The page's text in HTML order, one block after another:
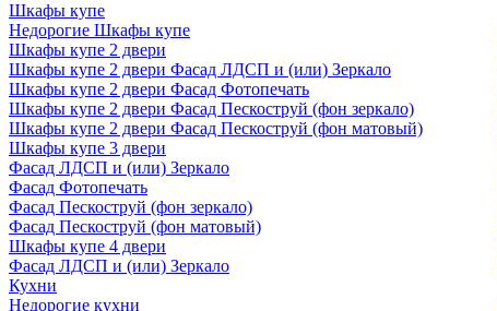
Шкафы купе
Недорогие Шкафы купе
Шкафы купе 2 двери
Шкафы купе 2 двери Фасад ЛДСП и (или) Зеркало
Шкафы купе 2 двери Фасад Фотопечать
Шкафы купе 2 двери Фасад Пескоструй (фон зеркало)
Шкафы купе 2 двери Фасад Пескоструй (фон матовый)
Шкафы купе 3 двери
Фасад ЛДСП и (или) Зеркало
Фасад Фотопечать
Фасад Пескоструй (фон зеркало)
Фасад Пескоструй (фон матовый)
Шкафы купе 4 двери
Фасад ЛДСП и (или) Зеркало
Кухни
Недорогие кухни